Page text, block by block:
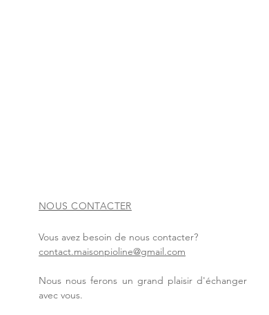
NOUS CONTACTER
Vous avez besoin de nous contacter?
contact.maisonpioline@gmail.com
Nous nous ferons un grand plaisir d'échanger
avec vous.